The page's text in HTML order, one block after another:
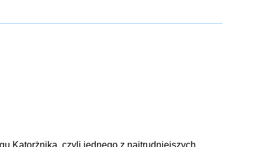
Katorżnika, czyli jednego z najtrudniejszych